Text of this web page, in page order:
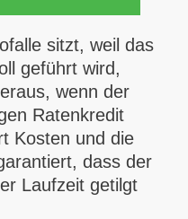
sitzt, weil das
geführt wird,
wenn der
Ratenkredit
Kosten und die
dass der
Laufzeit getilgt